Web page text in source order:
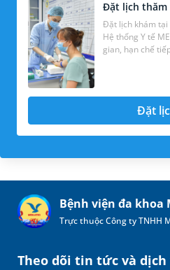
Đặt lịch thăm
Đặt lịch khám tại
Hệ thống Y tế
Đặt
Bệnh viện đa khoa
Trực thuộc Công ty TNHH
Theo dõi tin tức và